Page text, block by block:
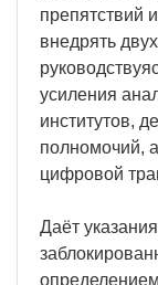
препятствий
внедрять
усиления
институтов,
полномочий,
цифровой
Даёт